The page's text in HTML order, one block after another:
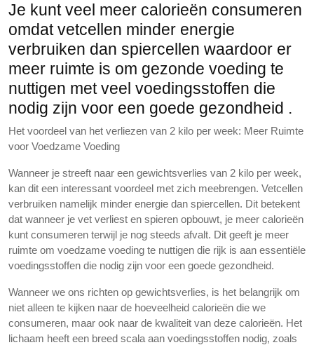
Je kunt veel meer calorieën consumeren
omdat vetcellen minder energie
verbruiken dan spiercellen waardoor er
meer ruimte is om gezonde voeding te
nuttigen met veel voedingsstoffen die
nodig zijn voor een goede gezondheid .
Het voordeel van het verliezen van 2 kilo per week: Meer Ruimte
voor Voedzame Voeding
Wanneer je streeft naar een gewichtsverlies van 2 kilo per week,
kan dit een interessant voordeel met zich meebrengen. Vetcellen
verbruiken namelijk minder energie dan spiercellen. Dit betekent
dat wanneer je vet verliest en spieren opbouwt, je meer calorieën
kunt consumeren terwijl je nog steeds afvalt. Dit geeft je meer
ruimte om voedzame voeding te nuttigen die rijk is aan essentiële
voedingsstoffen die nodig zijn voor een goede gezondheid.
Wanneer we ons richten op gewichtsverlies, is het belangrijk om
niet alleen te kijken naar de hoeveelheid calorieën die we
consumeren, maar ook naar de kwaliteit van deze calorieën. Het
lichaam heeft een breed scala aan voedingsstoffen nodig, zoals